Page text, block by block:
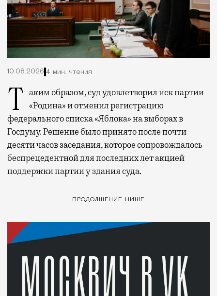
10.08.2026 4 мин. чтения
Таким образом, суд удовлетворил иск партии «Родина» и отменил регистрацию
федерального списка «Яблока» на выборах в
Госдуму. Решение было принято после почти
десяти часов заседания, которое сопровождалось
беспрецедентной для последних лет акцией
поддержки партии у здания суда.
ПРОДОЛЖЕНИЕ НИЖЕ